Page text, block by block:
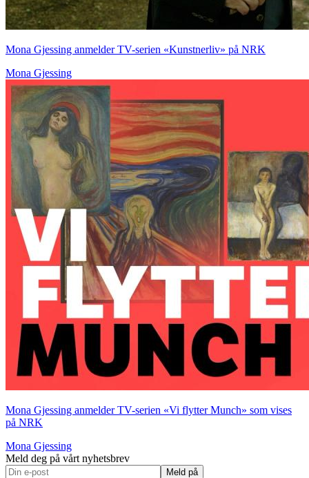
Mona Gjessing anmelder TV-serien «Kunstnerliv» på NRK
Mona Gjessing
Mona Gjessing anmelder TV-serien «Vi flytter Munch» som vises
på NRK
Mona Gjessing
Meld deg på vårt nyhetsbrev
Meld på